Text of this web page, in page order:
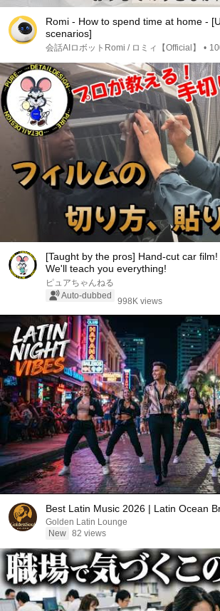
Romi - How to spend time at home -
scenarios]
会話AIロボットRomi / ロミィ【Official】 •
[Taught by the pros] Hand-cut car
We'll teach you everything!
ピュアちゃんねる
Auto-dubbed
998K views
Best Latin Music 2026 | Latin Ocean
Golden Latin Lounge
New 82 views